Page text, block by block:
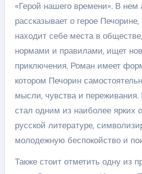
«Герой нашего времени». В нем
рассказывает о герое
находит себе места в
нормами и правилами, ищет
приключения. Роман имеет
котором Печорин
мысли, чувства и переживания.
стал одним из наиболее ярких
русской литературе,
молодежную беспокойство и
Также стоит отметить одну из